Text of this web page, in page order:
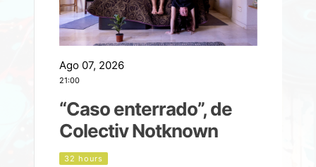
Ago 07, 2026
21:00
“Caso enterrado”, de
Colectiv Notknown
32 hours